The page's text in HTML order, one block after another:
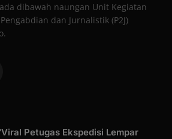
dibawah naungan Unit Kegiatan
dan Jurnalistik (P2J)
Petugas Ekspedisi Lempar